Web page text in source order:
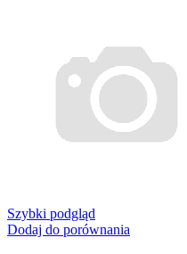
Szybki podgląd
Dodaj do porównania